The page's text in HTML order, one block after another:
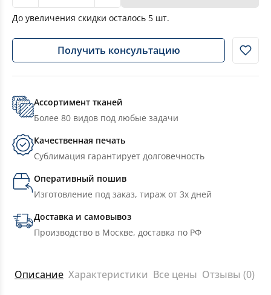
До увеличения скидки осталось 5 шт.
Получить консультацию
Ассортимент тканей
Более 80 видов под любые задачи
Качественная печать
Сублимация гарантирует долговечность
Оперативный пошив
Изготовление под заказ, тираж от 3х дней
Доставка и самовывоз
Производство в Москве, доставка по РФ
Описание Характеристики Все цены Отзывы (0)